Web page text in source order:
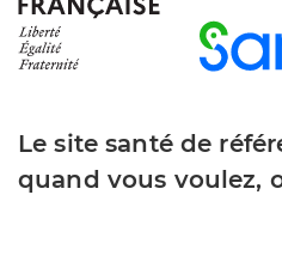
Le site santé de
quand vous voulez,